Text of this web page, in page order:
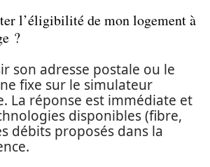
l’éligibilité de mon logement à
?
son adresse postale ou le
fixe sur le simulateur
La réponse est immédiate et
disponibles (fibre,
débits proposés dans la